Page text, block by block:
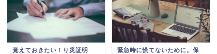
覚えておきたい！り災証明
緊急時に慌てないために。保